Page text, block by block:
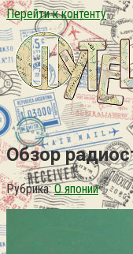
Перейти к контенту
Обзор
Рубрика: О японии